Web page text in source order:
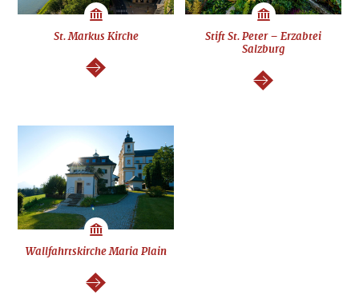
St. Markus Kirche
weiter
Stift St. Peter – Erzabtei
Salzburg
weiter
Wallfahrtskirche Maria Plain
weiter